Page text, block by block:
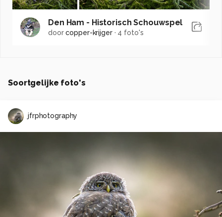
Den Ham - Historisch Schouwspel
doorcopper-krijger· 4 foto's
Soortgelijke foto's
jfrphotography